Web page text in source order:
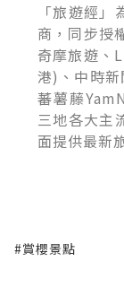
「旅遊經
商，同步授
奇摩旅遊、
港)、中時
蕃薯藤
三地各大主
面提供最新
#賞櫻景點